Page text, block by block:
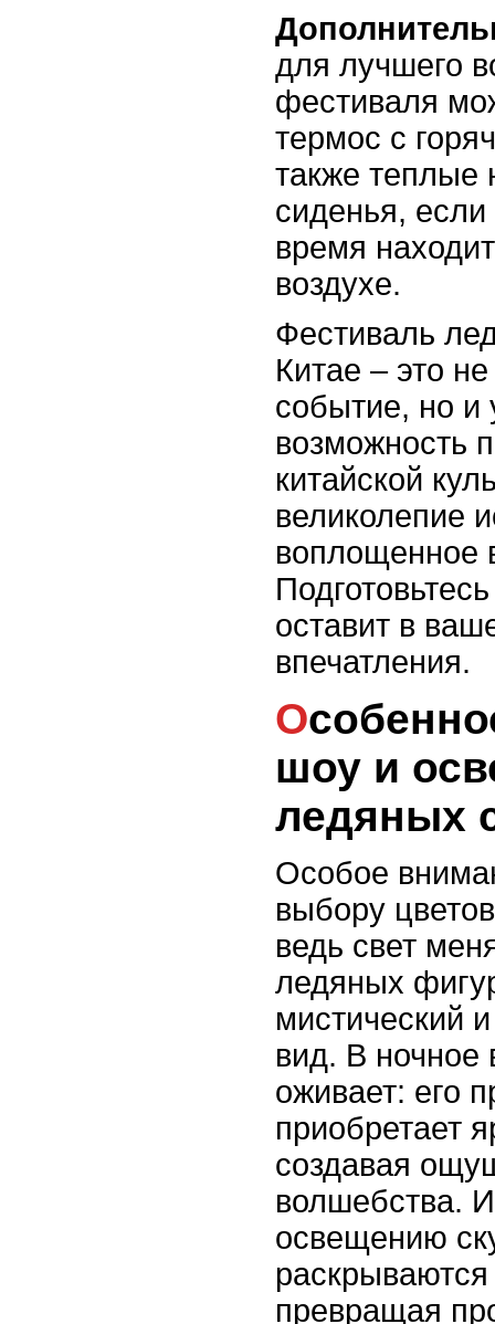
для лучшего
фестиваля
термос с
также теплые
сиденья, если
время
воздухе.
Фестиваль
Китае – это
событие, но и
возможность
китайской
великолепие
воплощенное
оставит в
впечатления.
Особенности ночных
шоу и
ледяных
Особое
выбору
ведь свет
ледяных
мистический
вид. В ночное
оживает: его
приобретает
создавая
волшебства.
освещению
превращая